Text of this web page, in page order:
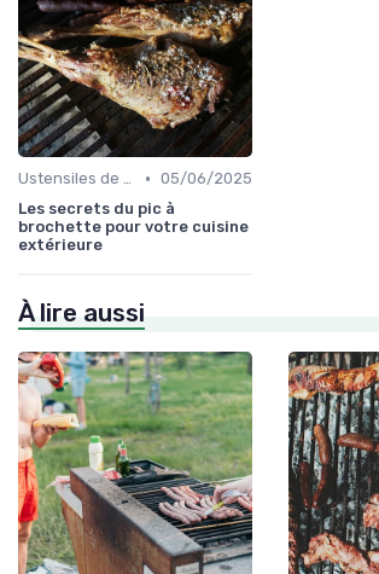
Ustensiles de Barbecue • 05/06/2025
Les secrets du pic à
brochette pour votre cuisine
extérieure
À lire aussi